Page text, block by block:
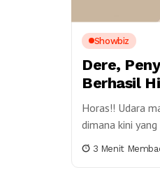
Showbiz
Dere,
Berhasil
Horas!! Udara
dimana kini
hmm Rindu
3 Menit